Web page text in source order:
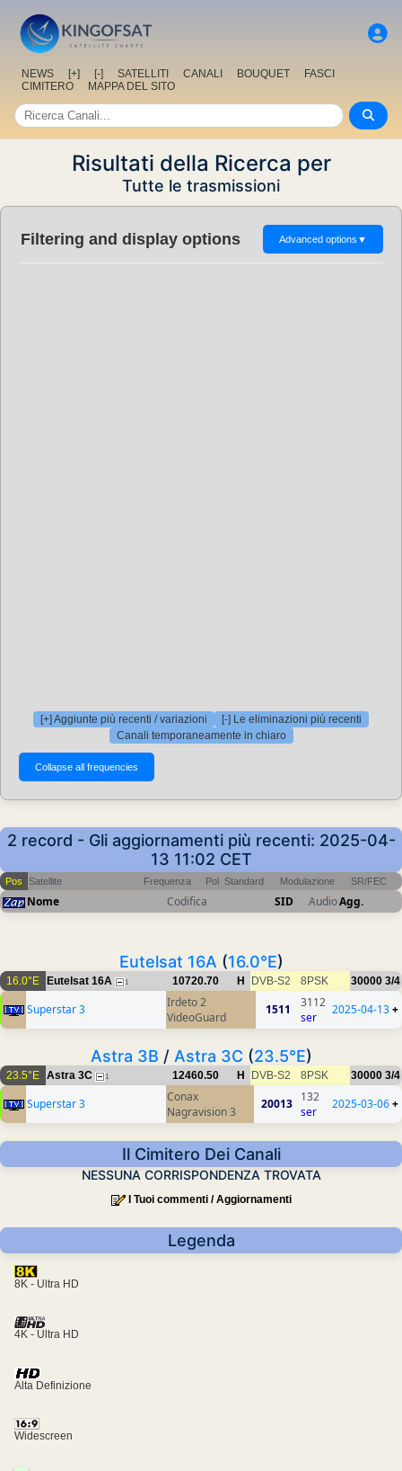
NEWS [+] [-] SATELLITI CANALI BOUQUET
FASCI
CIMITERO
MAPPA DEL SITO
Risultati della Ricerca per
Tutte le trasmissioni
Filtering and display options Advanced options ▼
[+] Aggiunte più recenti / variazioni
[-] Le eliminazioni più recenti
Canali temporaneamente in chiaro
2 record - Gli aggiornamenti più recenti: 2025-04-
13 11:02 CET
Pos Satellite Frequenza Pol Standard Modulazione SR/FEC
Nome Codifica SID AudioAgg.
Eutelsat 16A (16.0°E)
16.0°E Eutelsat 16A 1 10720.70 H DVB-S2 8PSK 30000 3/4
Superstar 3
Irdeto 2
VideoGuard
1511
3112
ser
2025-04-13+
Astra 3B / Astra 3C (23.5°E)
23.5°E Astra 3C 1 12460.50 H DVB-S2 8PSK 30000 3/4
Superstar 3
Conax
Nagravision 3
20013 132
ser
2025-03-06+
Il Cimitero Dei Canali
NESSUNA CORRISPONDENZA TROVATA
I Tuoi commenti / Aggiornamenti
Legenda
8K - Ultra HD
4K - Ultra HD
Alta Definizione
Widescreen